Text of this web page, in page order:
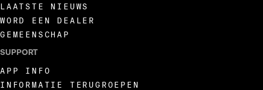
LAATSTE NIEUWS
WORD EEN DEALER
GEMEENSCHAP
SUPPORT
APP INFO
INFORMATIE TERUGROEPEN